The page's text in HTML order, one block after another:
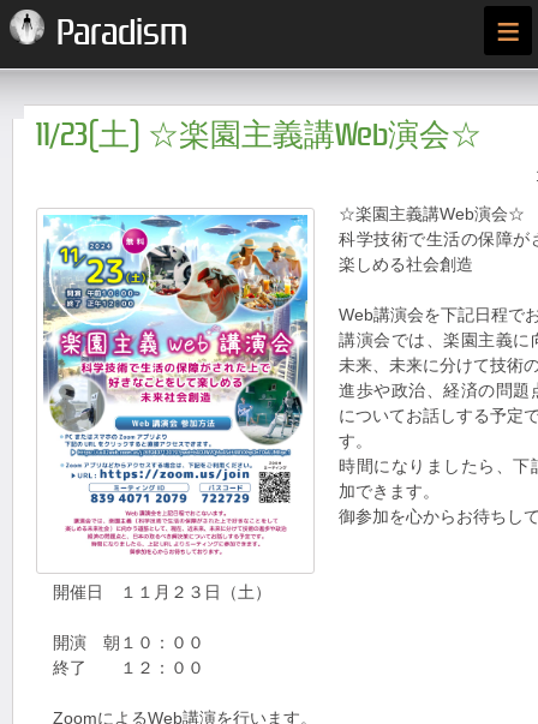
Paradism ≡
11/23(土) ☆楽園主義講Web演会☆
☆楽園主義講Web演会☆
科学技術で生活の保障が
楽しめる社会創造
Web講演会を下記日程で
講演会では、楽園主義に
未来、未来に分けて技術
進歩や政治、経済の問題
についてお話しする予定
す。
時間になりましたら、
加できます。
御参加を心からお待ちし
開催日 １１月２３日（土）
開演 朝１０：００
終了 １２：００
ZoomによるWeb講演を行います。